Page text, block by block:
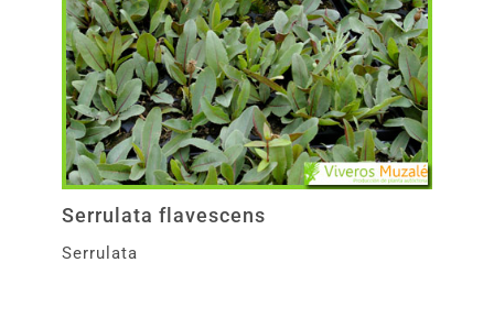
Serrulata flavescens
Serrulata